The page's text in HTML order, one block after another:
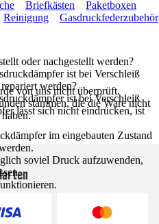
oder nachgestellt werden?
ist bei Verschleiß
werden?
ist bei Verschleiß
lässt sich nicht eindrücken, ist
im eingebauten Zustand
soviel Druck aufzuwenden,
Briefkästen
Paketboxen
Reinigung Gasdruckfederzubehör
von uns nicht überprüft.
stammen, die die Ware nicht